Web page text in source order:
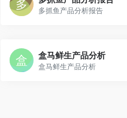
多抓鱼产品分析报告
盒马鲜生产品分析
盒马鲜生产品分析